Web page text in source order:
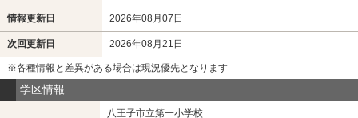
情報更新日 2026年08月07日
次回更新日 2026年08月21日
※各種情報と差異がある場合は現況優先となります
学区情報
八王子市立第一小学校